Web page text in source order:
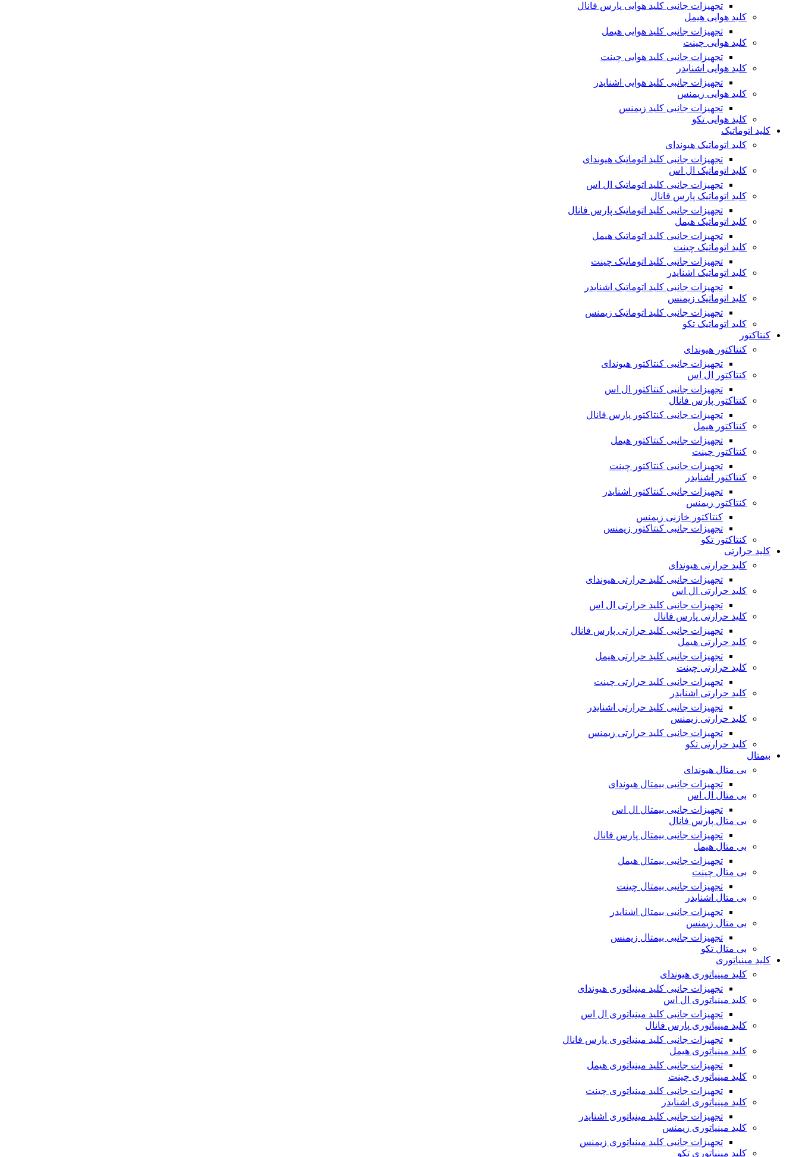
تجهیزات جانبی کلید هوایی پارس فانال
کلید هوایی هیمل
تجهیزات جانبی کلید هوایی هیمل
کلید هوایی چینت
تجهیزات جانبی کلید هوایی چینت
کلید هوایی اشنایدر
تجهیزات جانبی کلید هوایی اشنایدر
کلید هوایی زیمنس
تجهیزات جانبی کلید زیمنس
کلید هوایی تکو
کلید اتوماتیک
کلید اتوماتیک هیوندای
تجهیزات جانبی کلید اتوماتیک هیوندای
کلید اتوماتیک ال اس
تجهیزات جانبی کلید اتوماتیک ال اس
کلید اتوماتیک پارس فانال
تجهیزات جانبی کلید اتوماتیک پارس فانال
کلید اتوماتیک هیمل
تجهیزات جانبی کلید اتوماتیک هیمل
کلید اتوماتیک چینت
تجهیزات جانبی کلید اتوماتیک چینت
کلید اتوماتیک اشنایدر
تجهیزات جانبی کلید اتوماتیک اشنایدر
کلید اتوماتیک زیمنس
تجهیزات جانبی کلید اتوماتیک زیمنس
کلید اتوماتیک تکو
کنتاکتور
کنتاکتور هیوندای
تجهیزات جانبی کنتاکتور هیوندای
کنتاکتور ال اس
تجهیزات جانبی کنتاکتور ال اس
کنتاکتور پارس فانال
تجهیزات جانبی کنتاکتور پارس فانال
کنتاکتور هیمل
تجهیزات جانبی کنتاکتور هیمل
کنتاکتور چینت
تجهیزات جانبی کنتاکتور چینت
کنتاکتور اشنایدر
تجهیزات جانبی کنتاکتور اشنایدر
کنتاکتور زیمنس
کنتاکتور خازنی زیمنس
تجهیزات جانبی کنتاکتور زیمنس
کنتاکتور تکو
کلید حرارتی
کلید حرارتی هیوندای
تجهیزات جانبی کلید حرارتی هیوندای
کلید حرارتی ال اس
تجهیزات جانبی کلید حرارتی ال اس
کلید حرارتی پارس فانال
تجهیزات جانبی کلید حرارتی پارس فانال
کلید حرارتی هیمل
تجهیزات جانبی کلید حرارتی هیمل
کلید حرارتی چینت
تجهیزات جانبی کلید حرارتی چینت
کلید حرارتی اشنایدر
تجهیزات جانبی کلید حرارتی اشنایدر
کلید حرارتی زیمنس
تجهیزات جانبی کلید حرارتی زیمنس
کلید حرارتی تکو
بیمتال
بی متال هیوندای
تجهیزات جانبی بیمتال هیوندای
بی متال ال اس
تجهیزات جانبی بیمتال ال اس
بی متال پارس فانال
تجهیزات جانبی بیمتال پارس فانال
بی متال هیمل
تجهیزات جانبی بیمتال هیمل
بی متال چینت
تجهیزات جانبی بیمتال چینت
بی متال اشنایدر
تجهیزات جانبی بیمتال اشنایدر
بی متال زیمنس
تجهیزات جانبی بیمتال زیمنس
بی متال تکو
کلید مینیاتوری
کلید مینیاتوری هیوندای
تجهیزات جانبی کلید مینیاتوری هیوندای
کلید مینیاتوری ال اس
تجهیزات جانبی کلید مینیاتوری ال اس
کلید مینیاتوری پارس فانال
تجهیزات جانبی کلید مینیاتوری پارس فانال
کلید مینیاتوری هیمل
تجهیزات جانبی کلید مینیاتوری هیمل
کلید مینیاتوری چینت
تجهیزات جانبی کلید مینیاتوری چینت
کلید مینیاتوری اشنایدر
تجهیزات جانبی کلید مینیاتوری اشنایدر
کلید مینیاتوری زیمنس
تجهیزات جانبی کلید مینیاتوری زیمنس
کلید مینیاتوری تکو